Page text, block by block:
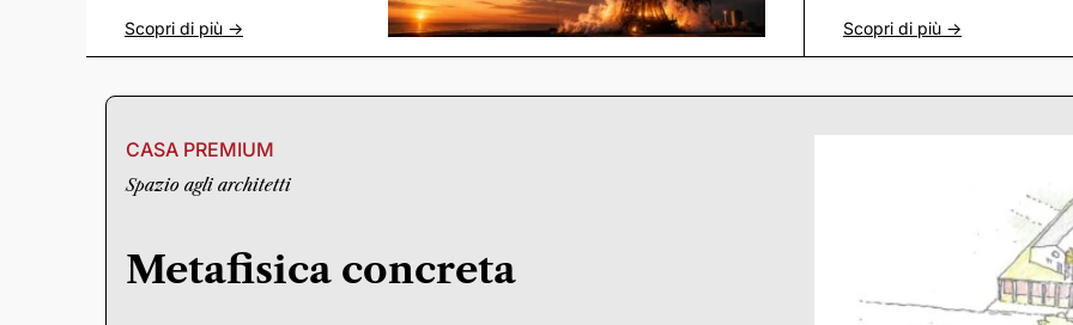
Scopri di più -> Scopri di più ->
CASA PREMIUM
Spazio agli architetti
Metafisica concreta